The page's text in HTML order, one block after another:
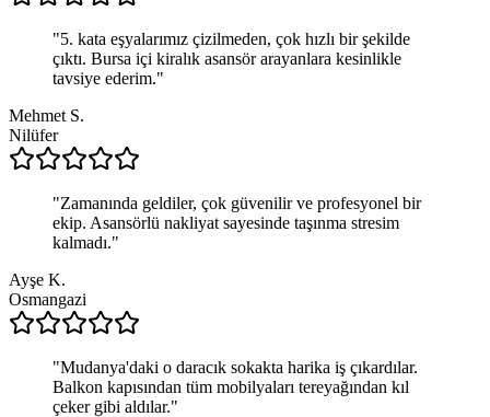
"5. kata eşyalarımız çizilmeden, çok hızlı bir şekilde
çıktı. Bursa içi kiralık asansör arayanlara kesinlikle
tavsiye ederim."
Mehmet S.
Nilüfer
"Zamanında geldiler, çok güvenilir ve profesyonel bir
ekip. Asansörlü nakliyat sayesinde taşınma stresim
kalmadı."
Ayşe K.
Osmangazi
"Mudanya'daki o daracık sokakta harika iş çıkardılar.
Balkon kapısından tüm mobilyaları tereyağından kıl
çeker gibi aldılar."